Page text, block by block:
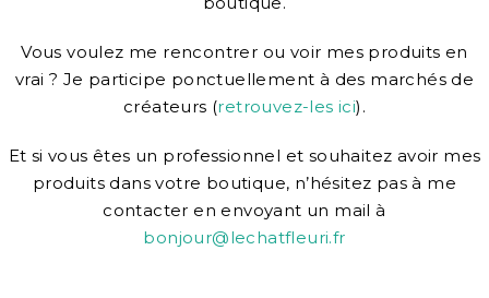
Vous voulez me rencontrer ou voir mes produits en
vrai ? Je participe ponctuellement à des marchés de
créateurs (retrouvez-les ici).
Et si vous êtes un professionnel et souhaitez avoir mes
produits dans votre boutique, n’hésitez pas à me
contacter en envoyant un mail à
bonjour@lechatfleuri.fr